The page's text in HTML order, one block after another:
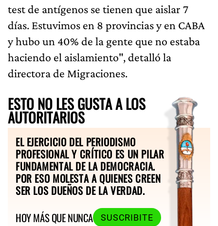
test de antígenos se tienen que aislar 7
días. Estuvimos en 8 provincias y en CABA
y hubo un 40% de la gente que no estaba
haciendo el aislamiento", detalló la
directora de Migraciones.
ESTO NO LES GUSTA A LOS
AUTORITARIOS
EL EJERCICIO DEL PERIODISMO
PROFESIONAL Y CRÍTICO ES UN PILAR
FUNDAMENTAL DE LA DEMOCRACIA.
POR ESO MOLESTA A QUIENES CREEN
SER LOS DUEÑOS DE LA VERDAD.
HOY MÁS QUE NUNCA
SUSCRIBITE